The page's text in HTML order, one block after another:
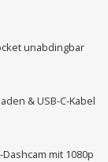
unabdingbar
& USB-C-Kabel
Dashcam mit 1080p